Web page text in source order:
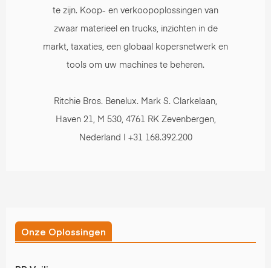
te zijn. Koop- en verkoopoplossingen van
zwaar materieel en trucks, inzichten in de
markt, taxaties, een globaal kopersnetwerk en
tools om uw machines te beheren.
Ritchie Bros. Benelux. Mark S. Clarkelaan,
Haven 21, M 530, 4761 RK Zevenbergen,
Nederland | +31 168.392.200
Onze Oplossingen